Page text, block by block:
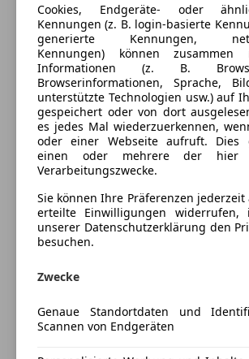
Einparkhilfe Sensoren vorne
Elektrische Fensterheber
Elektrische Seitenspiegel
Elektrische Sitze
Getönte Scheiben
Klimaanlage
Klimaautomatik
Lederlenkrad
Lichtsensor
Lordosenstütze
Multifunktionslenkrad
Navigationssystem
Regensensor
Schlüssellose Zentralverriegelung
Start/Stop-Automatik
Tempomat
Farbe laut Hersteller
Farbe der
Innenausstattung
Schwarz
Innenausstattung Teilleder
Fahrzeugbeschreibung
FINANZIERUNG mit oder OHNE
möglich:
-50 / 50 Finanzierung
-Drittelfinanzierung
-Leasing
Porsche 911 992.2 Gts Cabiro
Cookies, Endgeräte- oder
Kennungen (z. B. login-basierte
generierte Kennungen,
Kennungen) können zusammen
Informationen (z. B.
Browserinformationen, Sprache,
unterstützte Technologien usw.) auf
gespeichert oder von dort
es jedes Mal wiederzuerkennen,
oder einer Webseite aufruft. Dies
einen oder mehrere der hier
Verarbeitungszwecke.
Sie können Ihre Präferenzen jederzeit
erteilte Einwilligungen
unserer Datenschutzerklärung den
besuchen.
Zwecke
Genaue Standortdaten und
Scannen von Endgeräten